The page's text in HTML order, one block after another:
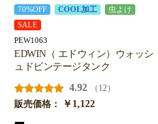
70%OFF COOL加工
虫よけ
SALE
PEW1063
EDWIN（ エドウィン）ウォッシ
ュドビンテージタンク
4.92
（12）
販売価格：
￥1,122